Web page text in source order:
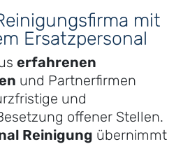
mit
Ersatzpersonal
erfahrenen
und Partnerfirmen
und
offener Stellen.
Reinigung übernimmt